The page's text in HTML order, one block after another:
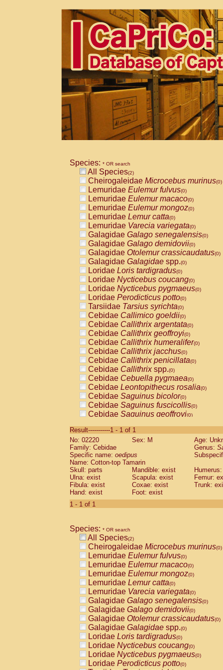
Species: * OR search
All Species(2)
Cheirogaleidae Microcebus murinus(0)
Lemuridae Eulemur fulvus(0)
Lemuridae Eulemur macaco(0)
Lemuridae Eulemur mongoz(0)
Lemuridae Lemur catta(0)
Lemuridae Varecia variegata(0)
Galagidae Galago senegalensis(0)
Galagidae Galago demidovii(0)
Galagidae Otolemur crassicaudatus(0)
Galagidae Galagidae spp.(0)
Loridae Loris tardigradus(0)
Loridae Nycticebus coucang(0)
Loridae Nycticebus pygmaeus(0)
Loridae Perodicticus potto(0)
Tarsiidae Tarsius syrichta(0)
Cebidae Callimico goeldii(0)
Cebidae Callithrix argentata(0)
Cebidae Callithrix geoffroyi(0)
Cebidae Callithrix humeralifer(0)
Cebidae Callithrix jacchus(0)
Cebidae Callithrix penicillata(0)
Cebidae Callithrixspp.(0)
Cebidae Cebuella pygmaea(0)
Cebidae Leontopithecus rosalia(0)
Cebidae Saguinus bicolor(0)
Cebidae Saguinus fuscicollis(0)
Cebidae Saguinus geoffroyi(0)
CebidaeSaguinus labiatus(0)
Cebidae Saguinus leucopus (0)
Cebidae
CebidaeSaguinus mystax
Cebidae Saguinus nigricollis (1)
Cebidae Saguinus oedipus
Cebidae Saguinus weddelli
Cebidae Saguinusspp.
Cebidae
CebidaeCebus capucinus
CebidaeCebus nigrivittatus
CebidaeCebus spp.(0)
CebidaeSaimiri boliviensis(0)
CebidaeSaimiri sciureus(0)
AtelidaeAlouatta caraya(0)
AtelidaeAlouatta fusca(0)
AtelidaeAlouatta seniculus(0)
AtelidaeAlouattaspp.(0)
AtelidaeAteles belzebuth(0)
AtelidaeAteles geoffroyi(0)
AtelidaeAteles paniscus(0)
AtelidaeAtelesspp.(0)
AtelidaeLagothrix lagothricha(0)
AtelidaeLagothrix lagothricha cana
PitheciidaeCacajao calvus
Result-----------1 - 1 of 1
No: 02220
Sex: M
Age:
Family: Cebidae
Genus:
Specific name: oedipus
Name: Cotton-top Tamarin
Skull: parts
Mandible: exist
Ulna: exist
Scapula: exist
Femur:
Fibula: exist
Coxae: exist
Trunk:
Hand: exist
Foot: exist
1 - 1 of 1
Species: * OR search
All Species(2)
Cheirogaleidae Microcebus murinus(0)
Lemuridae Eulemur fulvus(0)
Lemuridae Eulemur macaco(0)
Lemuridae Eulemur mongoz(0)
Lemuridae Lemur catta(0)
Lemuridae Varecia variegata(0)
Galagidae Galago senegalensis(0)
Galagidae Galago demidovii(0)
Galagidae Otolemur crassicaudatus(0)
Galagidae Galagidae spp.(0)
Loridae Loris tardigradus(0)
Loridae Nycticebus coucang(0)
Loridae Nycticebus pygmaeus(0)
Loridae Perodicticus potto(0)